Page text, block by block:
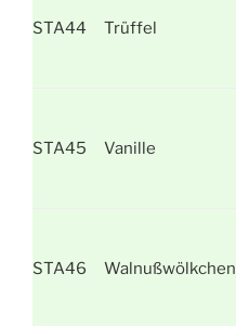
STA44 Trüffel
STA45 Vanille
STA46 Walnußwölkchen